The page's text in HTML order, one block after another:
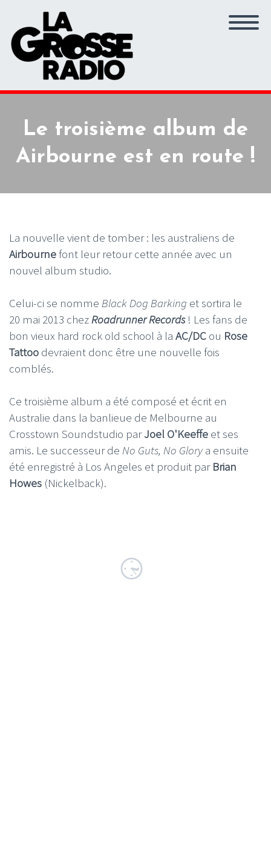
Le troisième album de
Airbourne est en route !
La nouvelle vient de tomber : les australiens de
Airbournefont leur retour cette année avec un
nouvel album studio.
Celui-ci se nomme Black Dog Barking et sortira le
20 mai 2013 chezRoadrunner Records! Les fans de
bon vieux hard rock old school à la AC/DC ou Rose
Tattoo devraient donc être une nouvelle fois
comblés.
Ce troisième album a été composé et écrit en
Australie dans la banlieue de Melbourne au
Crosstown Soundstudio parJoel O'Keeffe et ses
amis. Le successeur de No Guts, No Glorya ensuite
été enregistré à Los Angeles et produit parBrian
Howes (Nickelback).